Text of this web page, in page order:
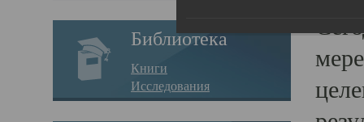
Библиотека
Книги
Исследования